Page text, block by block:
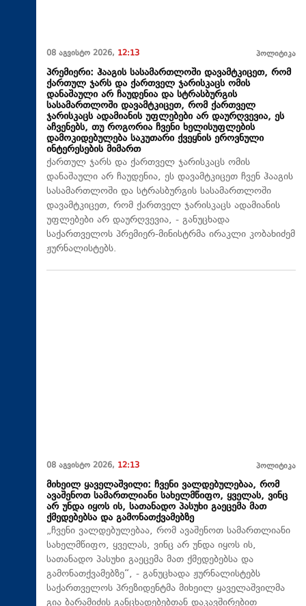
08 აგვისტო 2026, 12:13 პოლიტიკა
პრემიერი: ჰააგის სასამართლოში დავამტკიცეთ, რომ
ქართულ ჯარს და ქართველ ჯარისკაცს ომის
დანაშაული არ ჩაუდენია და სტრასბურგის
სასამართლოში დავამტკიცეთ, რომ ქართველ
ჯარისკაცს ადამიანის უფლებები არ დაურღვევია, ეს
აჩვენებს, თუ როგორია ჩვენი ხელისუფლების
დამოკიდებულება საკუთარი ქვეყნის ეროვნული
ინტერესების მიმართ
ქართულ ჯარს და ქართველ ჯარისკაცს ომის
დანაშაული არ ჩაუდენია, ეს დავამტკიცეთ ჩვენ ჰააგის
სასამართლოში და სტრასბურგის სასამართლოში
დავამტკიცეთ, რომ ქართველ ჯარისკაცს ადამიანის
უფლებები არ დაურღვევია, - განუცხადა
საქართველოს პრემიერ-მინისტრმა ირაკლი კობახიძემ
ჟურნალისტებს.
08 აგვისტო 2026, 12:13 პოლიტიკა
მიხეილ ყაველაშვილი: ჩვენი ვალდებულებაა, რომ
ავაშენოთ სამართლიანი სახელმწიფო, ყველას, ვინც
არ უნდა იყოს ის, სათანადო პასუხი გაეცემა მათ
ქმედებებსა და გამონათქვამებზე
„ჩვენი ვალდებულებაა, რომ ავაშენოთ სამართლიანი
სახელმწიფო, ყველას, ვინც არ უნდა იყოს ის,
სათანადო პასუხი გაეცემა მათ ქმედებებსა და
გამონათქვამებზე“, - განუცხადა ჟურნალისტებს
საქართველოს პრეზიდენტმა მიხეილ ყაველაშვილმა
გია ბარამიძის განცხადებებთან დაკავშირებით